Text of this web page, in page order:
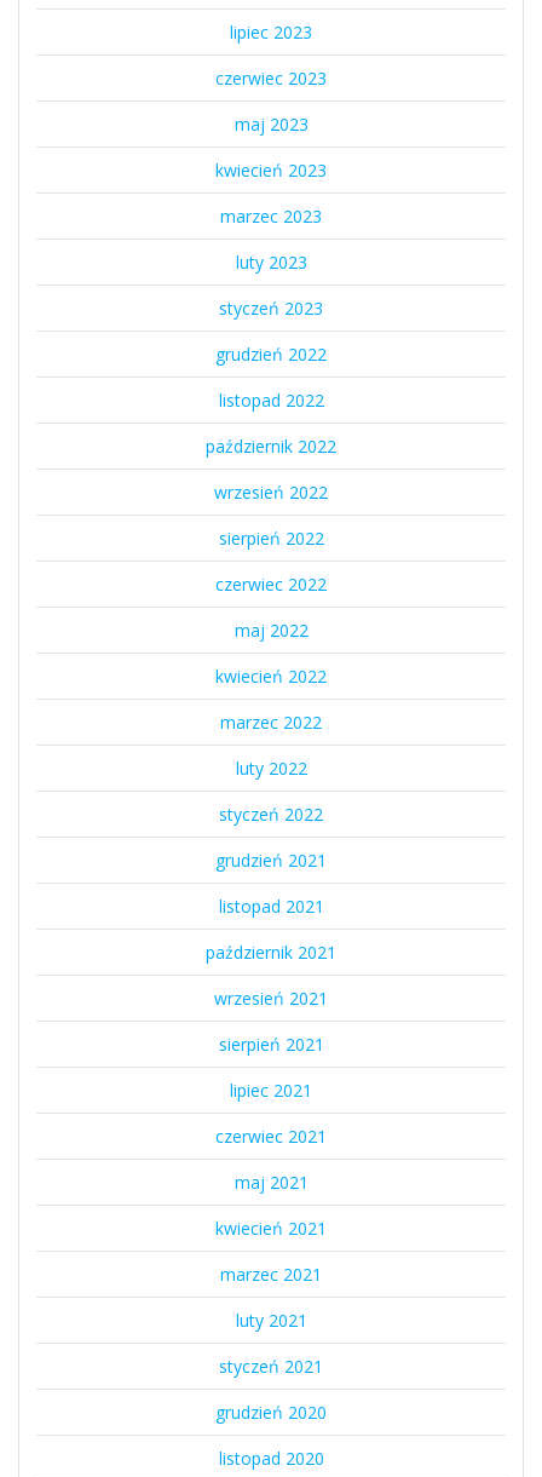
lipiec 2023
czerwiec 2023
maj 2023
kwiecień 2023
marzec 2023
luty 2023
styczeń 2023
grudzień 2022
listopad 2022
październik 2022
wrzesień 2022
sierpień 2022
czerwiec 2022
maj 2022
kwiecień 2022
marzec 2022
luty 2022
styczeń 2022
grudzień 2021
listopad 2021
październik 2021
wrzesień 2021
sierpień 2021
lipiec 2021
czerwiec 2021
maj 2021
kwiecień 2021
marzec 2021
luty 2021
styczeń 2021
grudzień 2020
listopad 2020